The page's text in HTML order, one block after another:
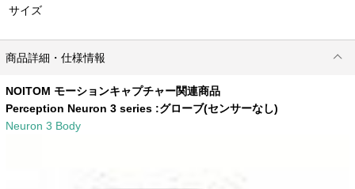
サイズ
商品詳細・仕様情報
NOITOM モーションキャプチャー関連商品
Perception Neuron 3 series :グローブ(センサーなし)
Neuron 3 Body